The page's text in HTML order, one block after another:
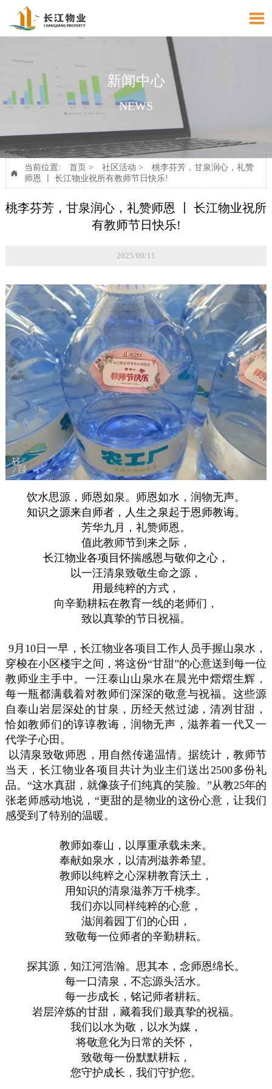

新闻中心
NEWS

当前位置: 首页 > 社区活动 >
桃李芬芳，甘泉润心，礼赞
师恩 〡 长江物业祝所有教师节日快乐!
桃李芬芳，甘泉润心，礼赞师恩 〡 长江物业祝所
有教师节日快乐!
2025/09/11
饮水思源，师恩如泉。 师恩如水，润物无声。
知识之源来自师者， 人生之泉起于恩师教诲。
芳华九月，礼赞师恩。
值此教师节到来之际，
长江物业各项目怀揣感恩与敬仰之心，
以一汪清泉致敬生命之源，
用最纯粹的方式，
向辛勤耕耘在教育一线的老师们，
致以真挚的节日祝福。
9月10日一早，长江物业各项目工作人员手握山泉水，
穿梭在小区楼宇之间，将这份“甘甜”的心意送到每一位
教师业主手中。一汪泰山山泉水在晨光中熠熠生辉，
每一瓶都满载着对教师们深深的敬意与祝福。这些源
自泰山岩层深处的甘泉，历经天然过滤，清冽甘甜，
恰如教师们的谆谆教诲，润物无声，滋养着一代又一
代学子心田。
以清泉致敬师恩，用自然传递温情。据统计，教师节
当天，长江物业各项目共计为业主们送出2500多份礼
品。“这水真甜，就像孩子们纯真的笑脸。”从教25年的
张老师感动地说，“更甜的是物业的这份心意，让我们
感受到了特别的温暖。
教师如泰山，以厚重承载未来。
奉献如泉水，以清冽滋养希望。
教师以纯粹之心深耕教育沃土，
用知识的清泉滋养万千桃李。
我们亦以同样纯粹的心意，
滋润着园丁们的心田，
致敬每一位师者的辛勤耕耘。
探其源，知江河浩瀚。思其本，念师恩绵长。
每一口清泉，不忘源头活水。
每一步成长，铭记师者耕耘。
岩层淬炼的甘甜，藏着我们最真挚的祝福。
我们以水为敬，以水为媒，
将敬意化为日常的关怀，
致敬每一份默默耕耘，
您守护成长，我们守护您。